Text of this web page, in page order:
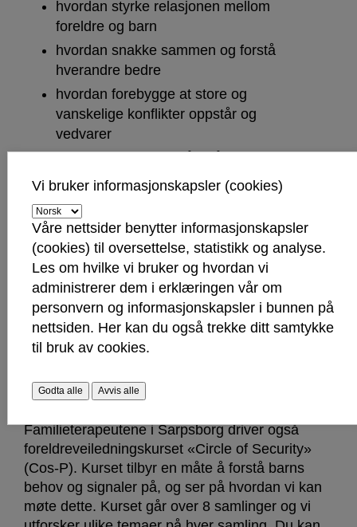
hvordan styrke relasjonen mellom
foreldre og barn
hvordan snakke sammen og forstå
hverandre bedre
hvordan forebygge at store og
vanskelige konflikter oppstår og
vedvarer
hvordan finne nye måter å møte
fastlåste situasjoner på
Om familieterapi og kurs
Familieterapi har som mål å styrke familien og
støtte opp om barns utvikling.
Vi tilbyr samtaler med hele, eller deler av familien.
Ved behov kan det være hensiktsmessig å
barn og unge oppholder seg, for eksempel skole
og barnehage.
Familieterapeutene i Sarpsborg driver også
foreldreveiledningskurset «Circle of Security»
(Cos-P). Kurset tilbyr en måte å forstå barns
behov og signaler på, og ser på hvordan vi kan
møte dette. Kurset går over 8 samlinger og vi
Vi bruker informasjonskapsler (cookies)
Våre nettsider benytter informasjonskapsler
(cookies) til oversettelse, statistikk og analyse.
Les om hvilke vi bruker og hvordan vi
administrerer dem i erklæringen vår om
personvern og informasjonskapsler i bunnen på
nettsiden. Her kan du også trekke ditt samtykke
til bruk av cookies.
Godta alle Avvis alle